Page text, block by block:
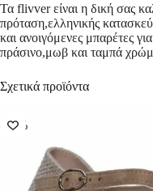
Τα flivver είναι η δική σας
πρόταση,ελληνικής
και ανοιγόμενες μπαρέτες
πράσινο,μωβ και ταμπά
Σχετικά προϊόντα
-50%